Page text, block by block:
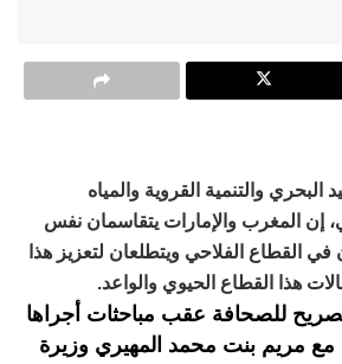
البحري والتنمية القروية والمياه
إن المغرب والإمارات يتقاسمان نفس
القطاع الفلاحي ويتطلعان لتعزيز هذا
هذا القطاع الحيوي والواعد.
للصحافة عقب مباحثات أجراها
مع مريم بنت محمد المهيري وزيرة